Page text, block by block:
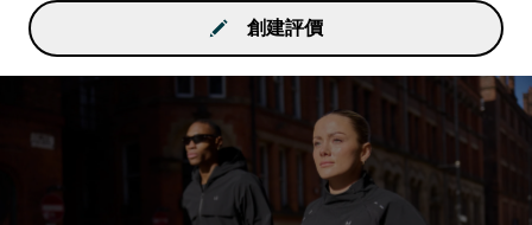
創建評價